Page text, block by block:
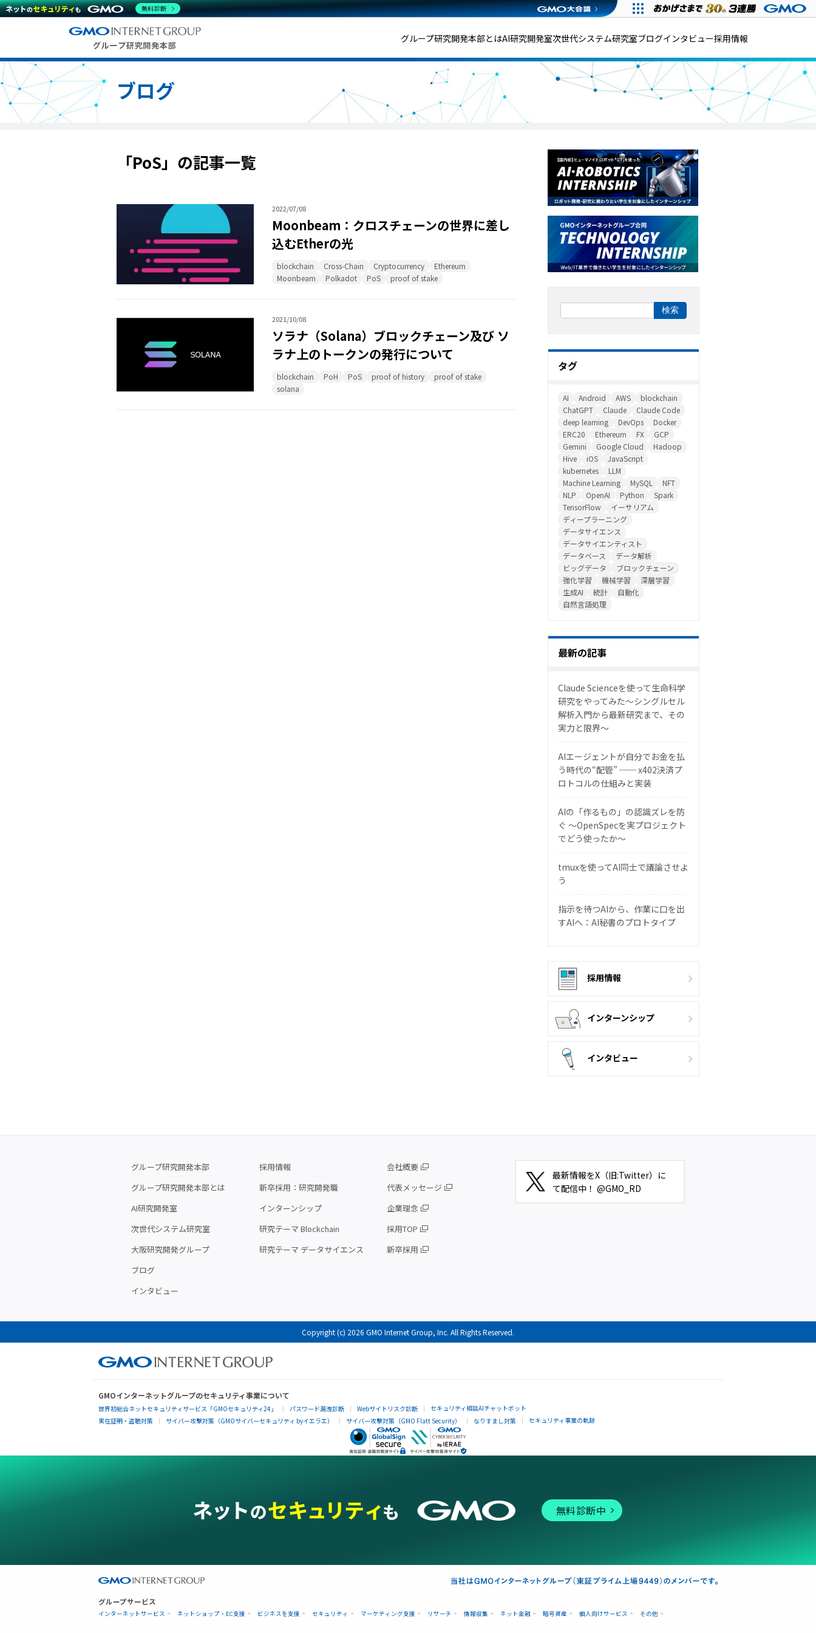
グループ研究開発本部とはAI研究開発室次世代システム研究室ブログインタビュー採用情報
ブログ
「PoS」の記事一覧
2022/07/08
Moonbeam：クロスチェーンの世界に差し
込むEtherの光
blockchain Cross-Chain Cryptocurrency
Ethereum
Moonbeam
Polkadot PoS proof of stake
2021/10/08
ソラナ（Solana）ブロックチェーン及び ソ
ラナ上のトークンの発行について
blockchain PoH PoS proof of history
proof of stake
solana
タグ
AI Android AWS
blockchain
ChatGPT
Claude
Claude Code
deep learning
DevOps
Docker
ERC20
Ethereum FX
GCP
Gemini
Google Cloud
Hadoop
Hive
iOS
JavaScript
kubernetes
LLM
Machine Learning
MySQL
NFT
NLP
OpenAI Python
Spark
TensorFlow
イーサリアム
ディープラーニング
データサイエンス
データサイエンティスト
データベース
データ解析
ビッグデータ
ブロックチェーン
強化学習
機械学習
深層学習
生成AI
統計
自動化
自然言語処理
最新の記事
Claude Scienceを使って生命科学
研究をやってみた〜シングルセル
解析入門から最新研究まで、その
実力と限界〜
AIエージェントが自分でお金を払
う時代の“配管” ── x402決済プ
ロトコルの仕組みと実装
AIの「作るもの」の認識ズレを防
ぐ 〜OpenSpecを実プロジェクト
でどう使ったか〜
tmuxを使ってAI同士で議論させよ
う
指示を待つAIから、作業に口を出
すAIへ：AI秘書のプロトタイプ
採用情報
インターンシップ
インタビュー
グループ研究開発本部
グループ研究開発本部とは
AI研究開発室
次世代システム研究室
大阪研究開発グループ
ブログ
インタビュー
採用情報
新卒採用：研究開発職
インターンシップ
研究テーマ Blockchain
研究テーマ データサイエンス
会社概要
代表メッセージ
企業理念
採用TOP
新卒採用
最新情報をX（旧:Twitter）に
て配信中！ @GMO_RD
Copyright (c) 2026 GMO Internet Group, Inc. All Rights Reserved.
GMOインターネットグループのセキュリティ事業について
世界初総合ネットセキュリティサービス「GMOセキュリティ24」 パスワード漏洩診断 Webサイトリスク診断
セキュリティ相談AIチャットボット
実在証明・盗聴対策
サイバー攻撃対策（GMOサイバーセキュリティ byイエラエ） サイバー攻撃対策（GMO Flatt Security） なりすまし対策 セキュリティ事業の軌跡
無料診断中
グループサービス
インターネットサービス ネットショップ・EC支援 ビジネスを支援 セキュリティ マーケティング支援 リサーチ 情報収集 ネット金融 暗号資産 個人向けサービス その他
無料診断